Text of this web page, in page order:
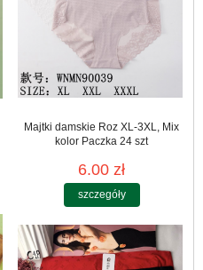
Majtki damskie Roz XL-3XL, Mix
kolor Paczka 24 szt
6.00 zł
szczegóły